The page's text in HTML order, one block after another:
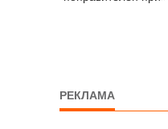
РЕКЛАМА